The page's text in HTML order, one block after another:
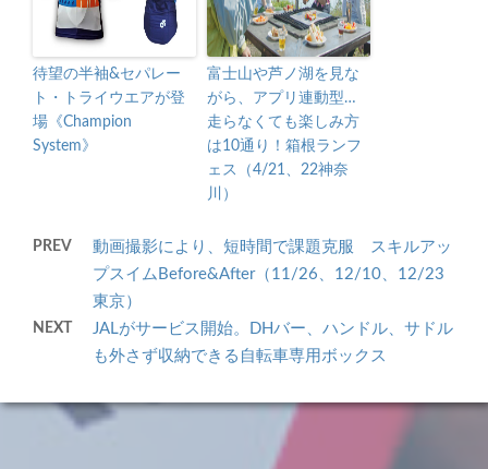
待望の半袖&セパレー
ト・トライウエアが登
場《Champion
System》
富士山や芦ノ湖を見な
がら、アプリ連動型…
走らなくても楽しみ方
は10通り！箱根ランフ
ェス（4/21、22神奈
川）
PREV
動画撮影により、短時間で課題克服 スキルアッ
プスイムBefore&After（11/26、12/10、12/23
東京）
NEXT
JALがサービス開始。DHバー、ハンドル、サドル
も外さず収納できる自転車専用ボックス